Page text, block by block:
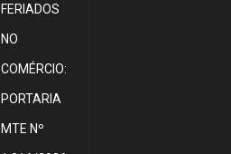
FERIADOS
NO
COMÉRCIO:
PORTARIA
MTE Nº